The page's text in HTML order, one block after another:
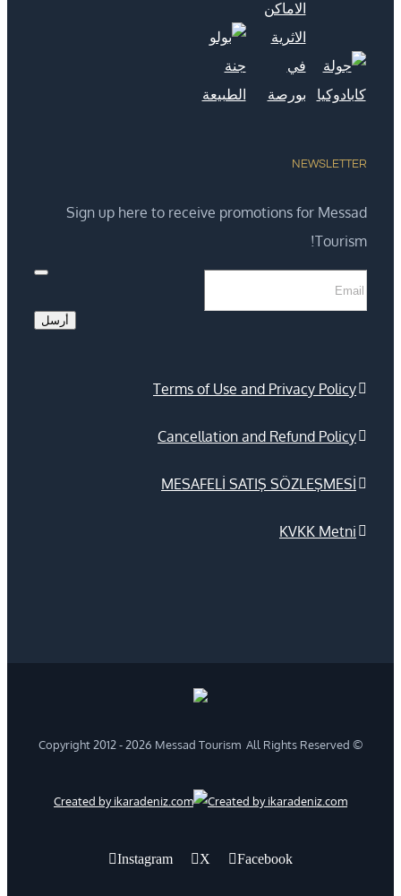
NEWSLETTER
Sign up here to receive promotions for Messad
Tourism!
Your
Website
* أرسل
Terms of Use and Privacy Policy
Cancellation and Refund Policy
MESAFELİ SATIŞ SÖZLEŞMESİ
KVKK Metni
© Copyright 2012 -
2026 Messad Tourism All Rights Reserved
Created by ikaradeniz.com
Facebook
X
Instagram